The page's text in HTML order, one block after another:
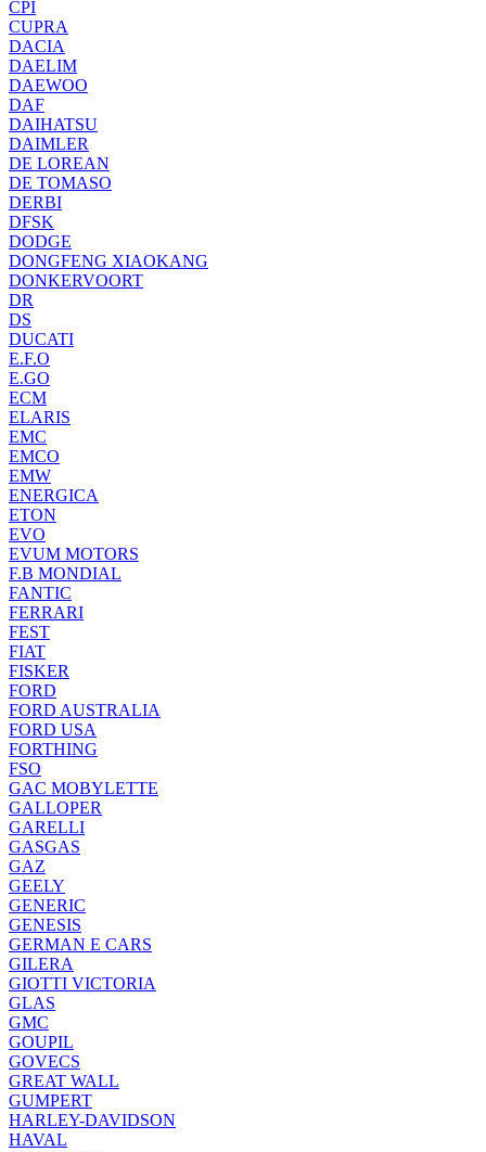
CPI
CUPRA
DACIA
DAELIM
DAEWOO
DAF
DAIHATSU
DAIMLER
DE LOREAN
DE TOMASO
DERBI
DFSK
DODGE
DONGFENG XIAOKANG
DONKERVOORT
DR
DS
DUCATI
E.F.O
E.GO
ECM
ELARIS
EMC
EMCO
EMW
ENERGICA
ETON
EVO
EVUM MOTORS
F.B MONDIAL
FANTIC
FERRARI
FEST
FIAT
FISKER
FORD
FORD AUSTRALIA
FORD USA
FORTHING
FSO
GAC MOBYLETTE
GALLOPER
GARELLI
GASGAS
GAZ
GEELY
GENERIC
GENESIS
GERMAN E CARS
GILERA
GIOTTI VICTORIA
GLAS
GMC
GOUPIL
GOVECS
GREAT WALL
GUMPERT
HARLEY-DAVIDSON
HAVAL